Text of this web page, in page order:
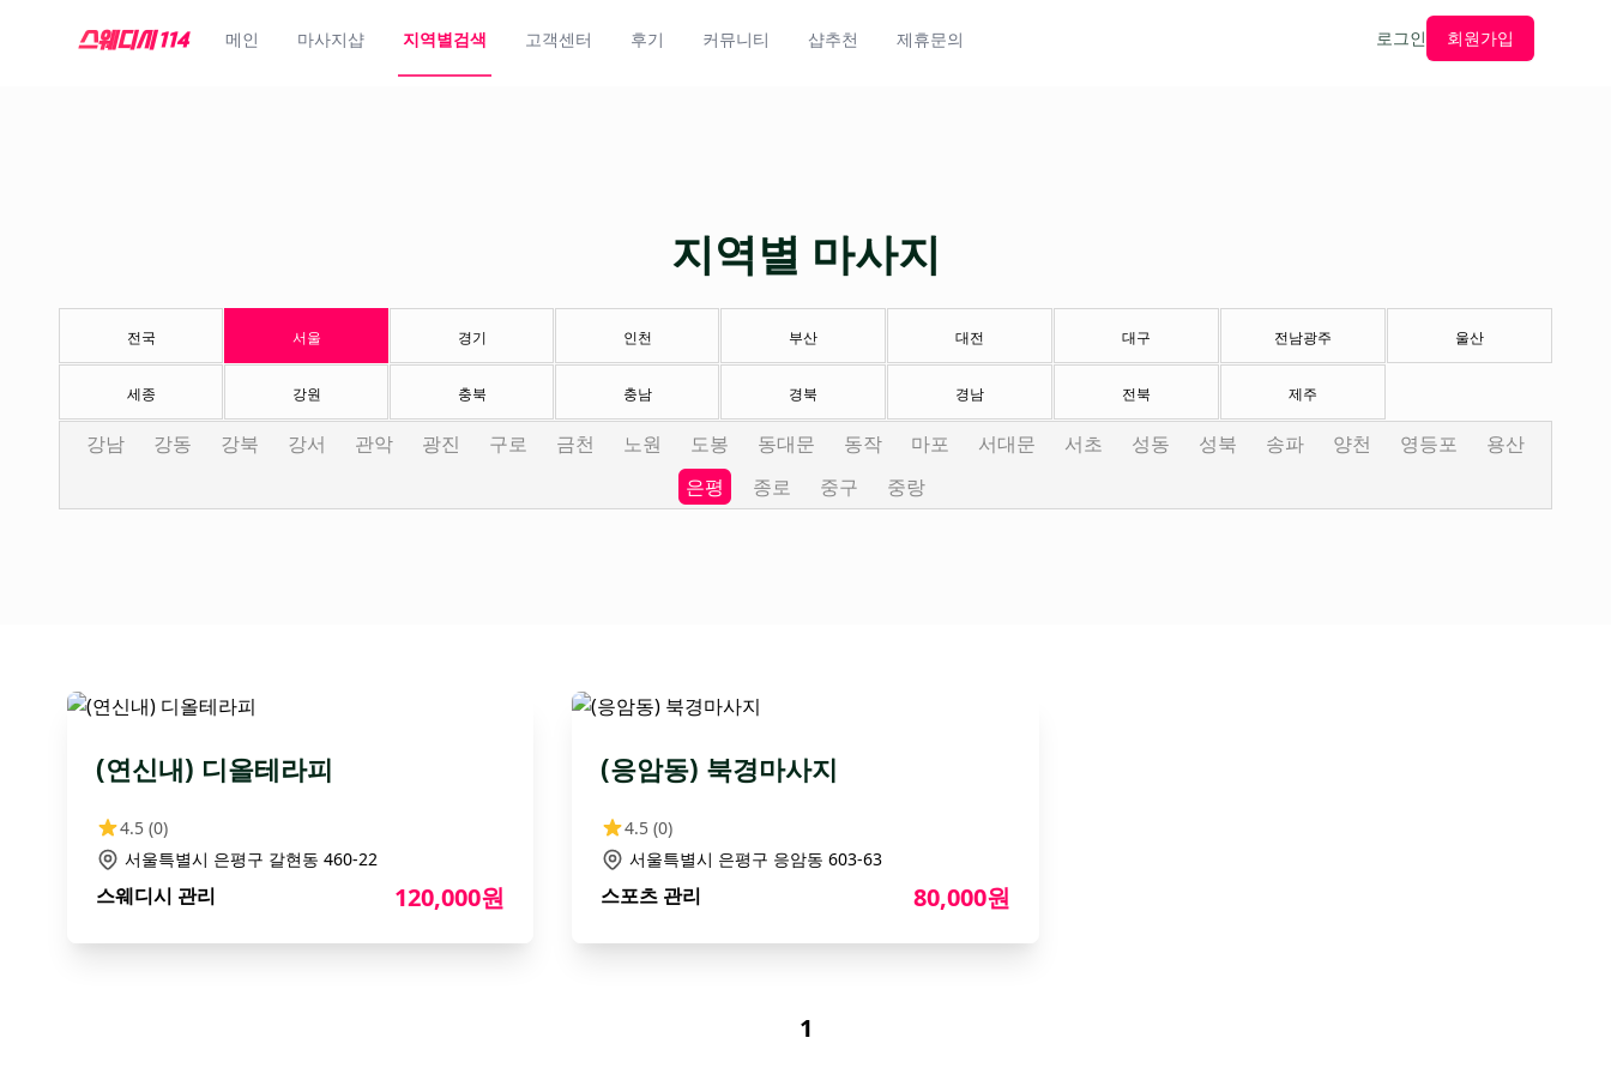
메인 마사지샵 지역별검색 고객센터 후기 커뮤니티 샵추천 제휴문의 로그인 회원가입
지역별 마사지
전국 서울 경기 인천 부산 대전 대구 전남광주 울산
세종 강원 충북 충남 경북 경남 전북 제주
강남 강동 강북 강서 관악 광진 구로 금천 노원 도봉 동대문 동작 마포 서대문 서초 성동 성북 송파 양천 영등포
용산
은평
종로 중구 중랑
(연신내) 디올테라피
4.5 (0)
서울특별시 은평구 갈현동 460-22
스웨디시 관리 120,000원
(응암동) 북경마사지
4.5 (0)
서울특별시 은평구 응암동 603-63
스포츠 관리 80,000원
1